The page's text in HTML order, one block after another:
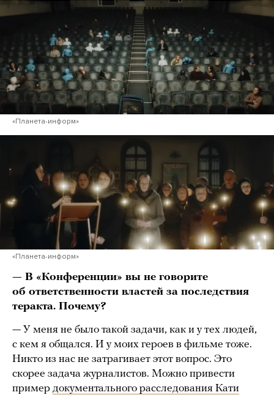
«Планета-информ»
«Планета-информ»
— В «Конференции» вы не говорите
об ответственности властей за последствия
теракта. Почему?
— У меня не было такой задачи, как и у тех людей,
с кем я общался. И у моих героев в фильме тоже.
Никто из нас не затрагивает этот вопрос. Это
скорее задача журналистов. Можно привести
пример документального расследования Кати